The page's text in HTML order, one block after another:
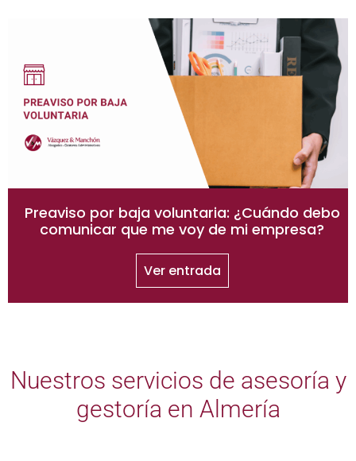
Preaviso por baja voluntaria: ¿Cuándo debo
comunicar que me voy de mi empresa?
Ver entrada
Nuestros servicios de asesoría y
gestoría en Almería